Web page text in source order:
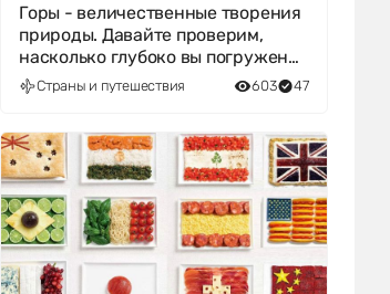
Горы - величественные творения
природы. Давайте проверим,
насколько глубоко вы погружены
в тему: знаете ли вы высоты, ра
Страны и путешествия 603 47